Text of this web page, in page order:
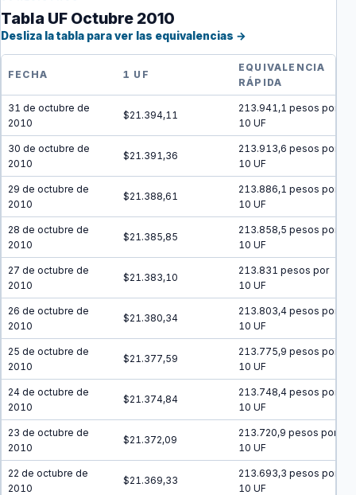
Tabla UF Octubre 2010
Desliza la tabla para ver las equivalencias →
FECHA 1 UF
EQUIVALENCIA
RÁPIDA
31 de octubre de
2010
$21.394,11
213.941,1 pesos por
10 UF
30 de octubre de
2010
$21.391,36
213.913,6 pesos por
10 UF
29 de octubre de
2010
$21.388,61
213.886,1 pesos por
10 UF
28 de octubre de
2010
$21.385,85
213.858,5 pesos por
10 UF
27 de octubre de
2010
$21.383,10
213.831 pesos por
10 UF
26 de octubre de
2010
$21.380,34
213.803,4 pesos por
10 UF
25 de octubre de
2010
$21.377,59
213.775,9 pesos por
10 UF
24 de octubre de
2010
$21.374,84
213.748,4 pesos por
10 UF
23 de octubre de
2010
$21.372,09
213.720,9 pesos por
10 UF
22 de octubre de
2010
$21.369,33
213.693,3 pesos por
10 UF